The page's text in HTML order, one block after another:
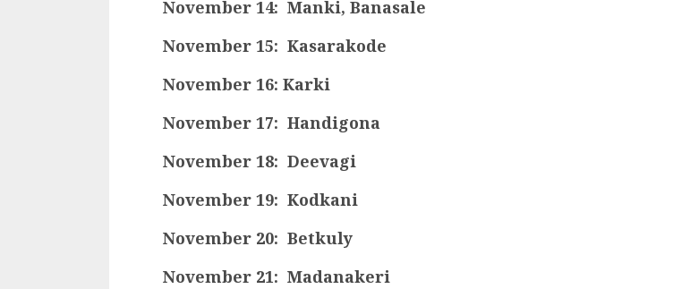
November 14: Manki, Banasale
November 15: Kasarakode
November 16: Karki
November 17: Handigona
November 18: Deevagi
November 19: Kodkani
November 20: Betkuly
November 21: Madanakeri